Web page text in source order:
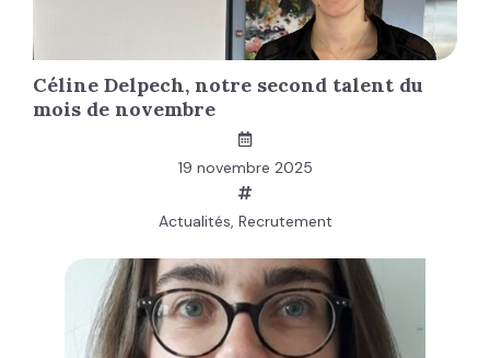
Céline Delpech, notre second talent du
mois de novembre
19 novembre 2025
Actualités, Recrutement